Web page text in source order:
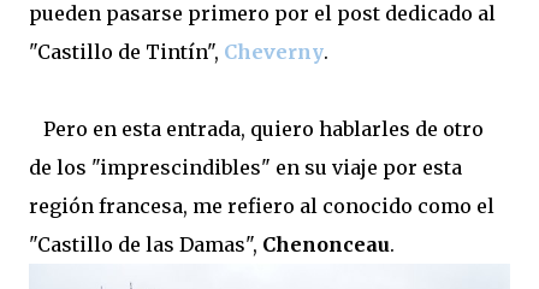
pueden pasarse primero por el post dedicado al
"Castillo de Tintín", Cheverny.
Pero en esta entrada, quiero hablarles de otro
de los "imprescindibles" en su viaje por esta
región francesa, me refiero al conocido como el
"Castillo de las Damas", Chenonceau.